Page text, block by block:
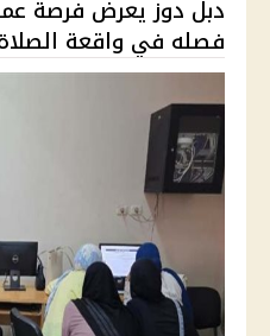
دبل دوز يعرض فرصة
فصله في واقعة